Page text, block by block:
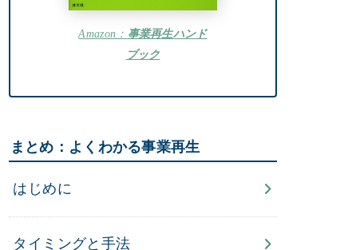
Amazon： 事業再生ハンド
ブック
まとめ：よくわかる事業再生
はじめに
タイミングと手法